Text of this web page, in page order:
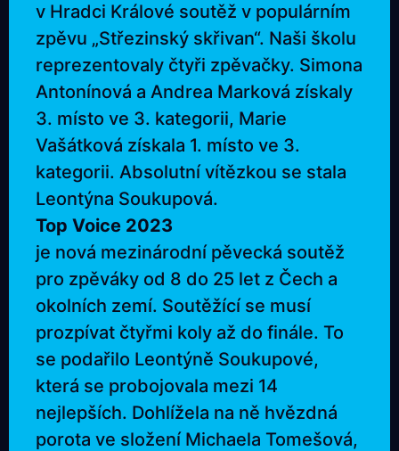
v Hradci Králové soutěž v populárním
zpěvu „Střezinský skřivan“. Naši školu
reprezentovaly čtyři zpěvačky. Simona
Antonínová a Andrea Marková získaly
3. místo ve 3. kategorii, Marie
Vašátková získala 1. místo ve 3.
kategorii. Absolutní vítězkou se stala
Leontýna Soukupová.
Top Voice 2023
je nová mezinárodní pěvecká soutěž
pro zpěváky od 8 do 25 let z Čech a
okolních zemí. Soutěžící se musí
prozpívat čtyřmi koly až do finále. To
se podařilo Leontýně Soukupové,
která se probojovala mezi 14
nejlepších. Dohlížela na ně hvězdná
porota ve složení Michaela Tomešová,